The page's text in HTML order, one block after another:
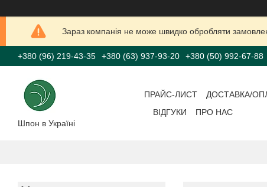
Зараз компанія не може швидко обробляти
+380 (96) 219-43-35 +380 (63) 937-93-20 +380 (50) 992-67-88
Шпон в Україні
ПРАЙС-ЛИСТ ДОСТАВКА/
ВІДГУКИ
ПРО НАС